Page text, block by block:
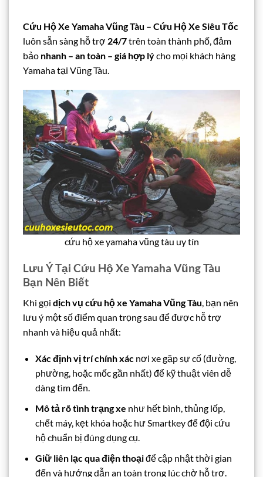
Cứu Hộ Xe Yamaha Vũng Tàu – Cứu Hộ Xe Siêu Tốc
luôn sẵn sàng hỗ trợ 24/7trên toàn thành phố, đảm
bảo nhanh – an toàn – giá hợp lýcho mọi khách hàng
Yamaha tại Vũng Tàu.
cứu hộ xe yamaha vũng tàu uy tín
Lưu Ý Tại Cứu Hộ Xe Yamaha Vũng Tàu
Bạn Nên Biết
Khi gọi dịch vụ cứu hộ xe Yamaha Vũng Tàu , bạn nên
lưu ý một số điểm quan trọng sau để được hỗ trợ
nhanh và hiệu quả nhất:
Xác định vị trí chính xácnơi xe gặp sự cố (đường,
phường, hoặc mốc gần nhất) để kỹ thuật viên dễ
dàng tìm đến.
Mô tả rõ tình trạng xe như hết bình, thủng lốp,
chết máy, kẹt khóa hoặc hư Smartkey để đội cứu
hộ chuẩn bị đúng dụng cụ.
Giữ liên lạc qua điện thoạiđể cập nhật thời gian
đến và hướng dẫn an toàn trong lúc chờ hỗ trợ.